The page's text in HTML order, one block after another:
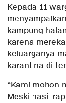
Kepada 11
kampung
karena
keluarganya
karantina di
“Kami mohon
Meski hasil